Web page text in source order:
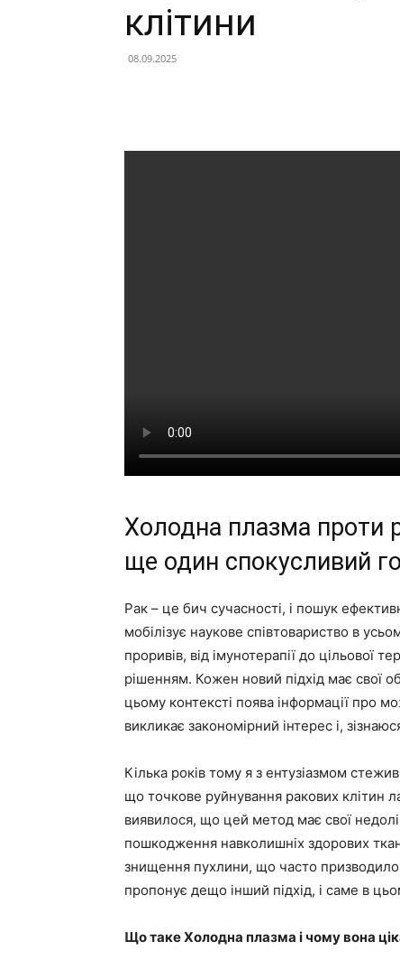
клітини
08.09.2025
Холодна плазма проти
ще один спокусливий
Рак – це бич сучасності, і пошук
мобілізує наукове співтовариство в
проривів, від імунотерапії до цільової
рішенням. Кожен новий підхід має свої
цьому контексті поява інформації про
викликає закономірний інтерес і,
Кілька років тому я з ентузіазмом
що точкове руйнування ракових клітин
виявилося, що цей метод має свої
пошкодження навколишніх здорових
знищення пухлини, що часто
пропонує дещо інший підхід, і саме в
Що таке Холодна плазма і чому вона